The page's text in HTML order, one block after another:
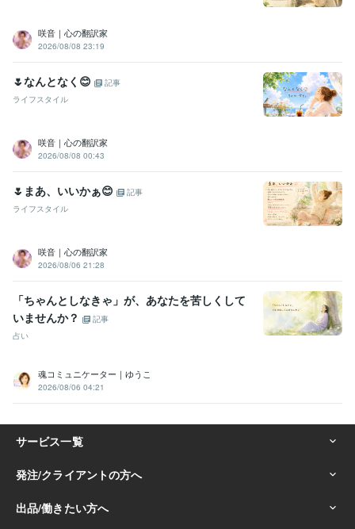
咲音｜心の翻訳家
2026/08/08 23:19
🌷なんとなく😊
記事
ライフスタイル
咲音｜心の翻訳家
2026/08/08 00:43
🌷まあ、いいかぁ😊
記事
ライフスタイル
咲音｜心の翻訳家
2026/08/06 21:28
「ちゃんとしなきゃ」が、あなたを苦しくして
いませんか？
記事
占い
魂コミュニケーター｜ゆうこ
2026/08/06 04:21